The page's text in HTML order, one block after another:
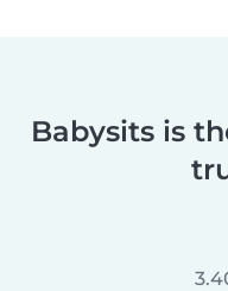
Babysits is